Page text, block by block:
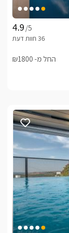
/5
החל מ- ₪1800